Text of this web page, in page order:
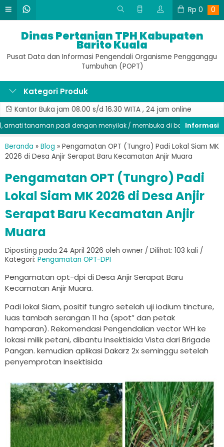
Rp 0 0
Dinas Pertanian TPH Kabupaten
Barito Kuala
Pusat Data dan Informasi Pengendali Organisme Pengganggu
Tumbuhan (POPT)
Kategori Produk
Kantor Buka jam 08.00 s/d 16.30 WITA , 24 jam online
tanaman padi dengan menyilak / membuka di bagian batang,
Beranda » Blog » Pengamatan OPT (Tungro) Padi Lokal Siam MK
2026 di Desa Anjir Serapat Baru Kecamatan Anjir Muara
Pengamatan OPT (Tungro) Padi
Lokal Siam MK 2026 di Desa Anjir
Serapat Baru Kecamatan Anjir
Muara
Diposting pada 24 April 2026 oleh owner / Dilihat: 103 kali /
Kategori: Pengamatan OPT-DPI
Pengamatan opt-dpi di Desa Anjir Serapat Baru
Kecamatan Anjir Muara.
Padi lokal Siam, positif tungro setelah uji iodium tincture,
luas tambah serangan 11 ha (spot” dan petak
hamparan). Rekomendasi Pengendalian vector WH ke
lokasi milik petani, dibantu Insektisida Vista dari Brigade
Pangan. kemudian aplikasi Dakarz 2x seminggu setelah
penyemprotan Insektisida